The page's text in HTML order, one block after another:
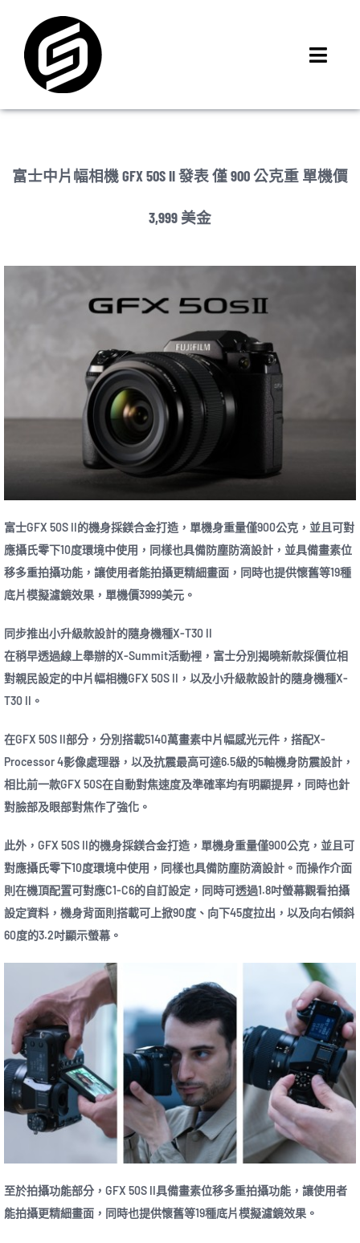
content
富士中片幅相機 GFX 50S II 發表 僅 900 公克重 單機價
3,999 美金
富士GFX 50S II的機身採鎂合金打造，單機身重量僅900公克，並且可對
應攝氏零下10度環境中使用，同樣也具備防塵防滴設計，並具備畫素位
移多重拍攝功能，讓使用者能拍攝更精細畫面，同時也提供懷舊等19種
底片模擬濾鏡效果，單機價3999美元。
同步推出小升級款設計的隨身機種X-T30 II
在稍早透過線上舉辦的X-Summit活動裡，富士分別揭曉新款採價位相
對親民設定的中片幅相機GFX 50S II，以及小升級款設計的隨身機種X-
T30 II。
在GFX 50S II部分，分別搭載5140萬畫素中片幅感光元件，搭配X-
Processor 4影像處理器，以及抗震最高可達6.5級的5軸機身防震設計，
相比前一款GFX 50S在自動對焦速度及準確率均有明顯提昇，同時也針
對臉部及眼部對焦作了強化。
此外，GFX 50S II的機身採鎂合金打造，單機身重量僅900公克，並且可
對應攝氏零下10度環境中使用，同樣也具備防塵防滴設計。而操作介面
則在機頂配置可對應C1-C6的自訂設定，同時可透過1.8吋螢幕觀看拍攝
設定資料，機身背面則搭載可上掀90度、向下45度拉出，以及向右傾斜
60度的3.2吋顯示螢幕。
至於拍攝功能部分，GFX 50S II具備畫素位移多重拍攝功能，讓使用者
能拍攝更精細畫面，同時也提供懷舊等19種底片模擬濾鏡效果。